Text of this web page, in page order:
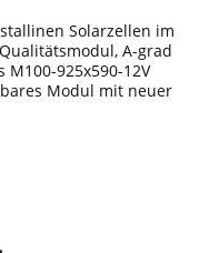
Solarzellen im
A-grad
M100-925x590-12V
Modul mit neuer